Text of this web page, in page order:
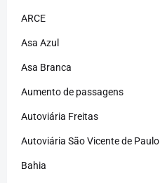
ARCE
Asa Azul
Asa Branca
Aumento de passagens
Autoviária Freitas
Autoviária São Vicente de Paulo
Bahia